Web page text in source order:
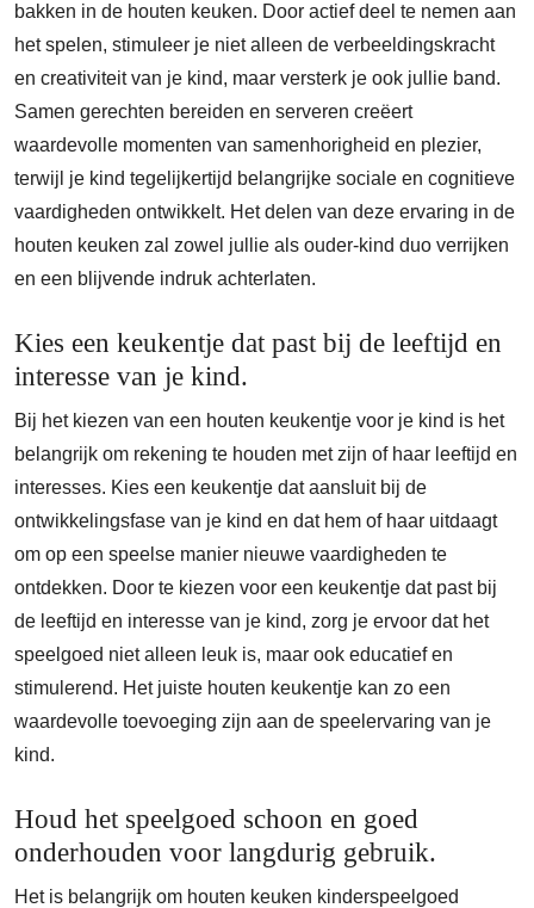
bakken in de houten keuken. Door actief deel te nemen aan
het spelen, stimuleer je niet alleen de verbeeldingskracht
en creativiteit van je kind, maar versterk je ook jullie band.
Samen gerechten bereiden en serveren creëert
waardevolle momenten van samenhorigheid en plezier,
terwijl je kind tegelijkertijd belangrijke sociale en cognitieve
vaardigheden ontwikkelt. Het delen van deze ervaring in de
houten keuken zal zowel jullie als ouder-kind duo verrijken
en een blijvende indruk achterlaten.
Kies een keukentje dat past bij de leeftijd en
interesse van je kind.
Bij het kiezen van een houten keukentje voor je kind is het
belangrijk om rekening te houden met zijn of haar leeftijd en
interesses. Kies een keukentje dat aansluit bij de
ontwikkelingsfase van je kind en dat hem of haar uitdaagt
om op een speelse manier nieuwe vaardigheden te
ontdekken. Door te kiezen voor een keukentje dat past bij
de leeftijd en interesse van je kind, zorg je ervoor dat het
speelgoed niet alleen leuk is, maar ook educatief en
stimulerend. Het juiste houten keukentje kan zo een
waardevolle toevoeging zijn aan de speelervaring van je
kind.
Houd het speelgoed schoon en goed
onderhouden voor langdurig gebruik.
Het is belangrijk om houten keuken kinderspeelgoed